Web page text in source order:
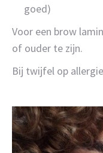
goed)
Voor een brow
of ouder te zijn.
Bij twijfel op